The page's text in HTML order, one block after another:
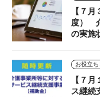
【７
度）
の実施
【７
ス継続